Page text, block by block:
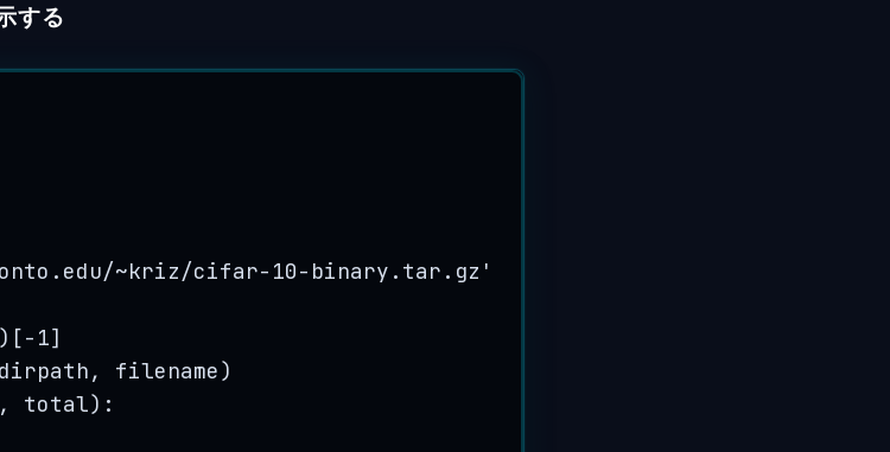
する
~kriz/cifar-10-binary.tar.gz '
) [- 1]
dirpath, filename)
, total) :